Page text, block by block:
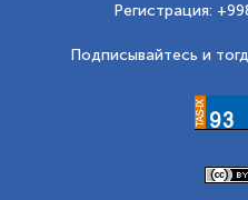
Регистрация:
Подписывайтесь и